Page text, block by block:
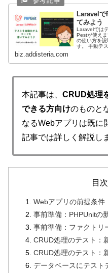
Laravelで
てみよう
Laravelでは
Pestが使え
の使い方を
す。 手動テ
biz.addisteria.com
本記事は、CRUD処理
できる方向けのものと
なるWebアプリは既に
記事では詳しく解説し
目次
Webアプリの前提条件
事前準備：PHPUnitの
事前準備：ファクトリ
CRUD処理のテスト：
CRUD処理のテスト：
データベースにテスト